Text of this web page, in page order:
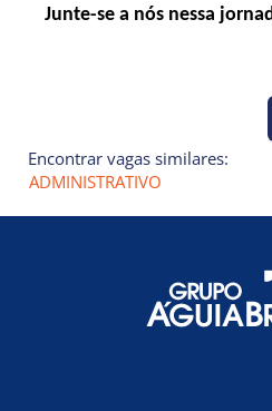
Junte-se a nós nessa
Encontrar vagas similares:
ADMINISTRATIVO